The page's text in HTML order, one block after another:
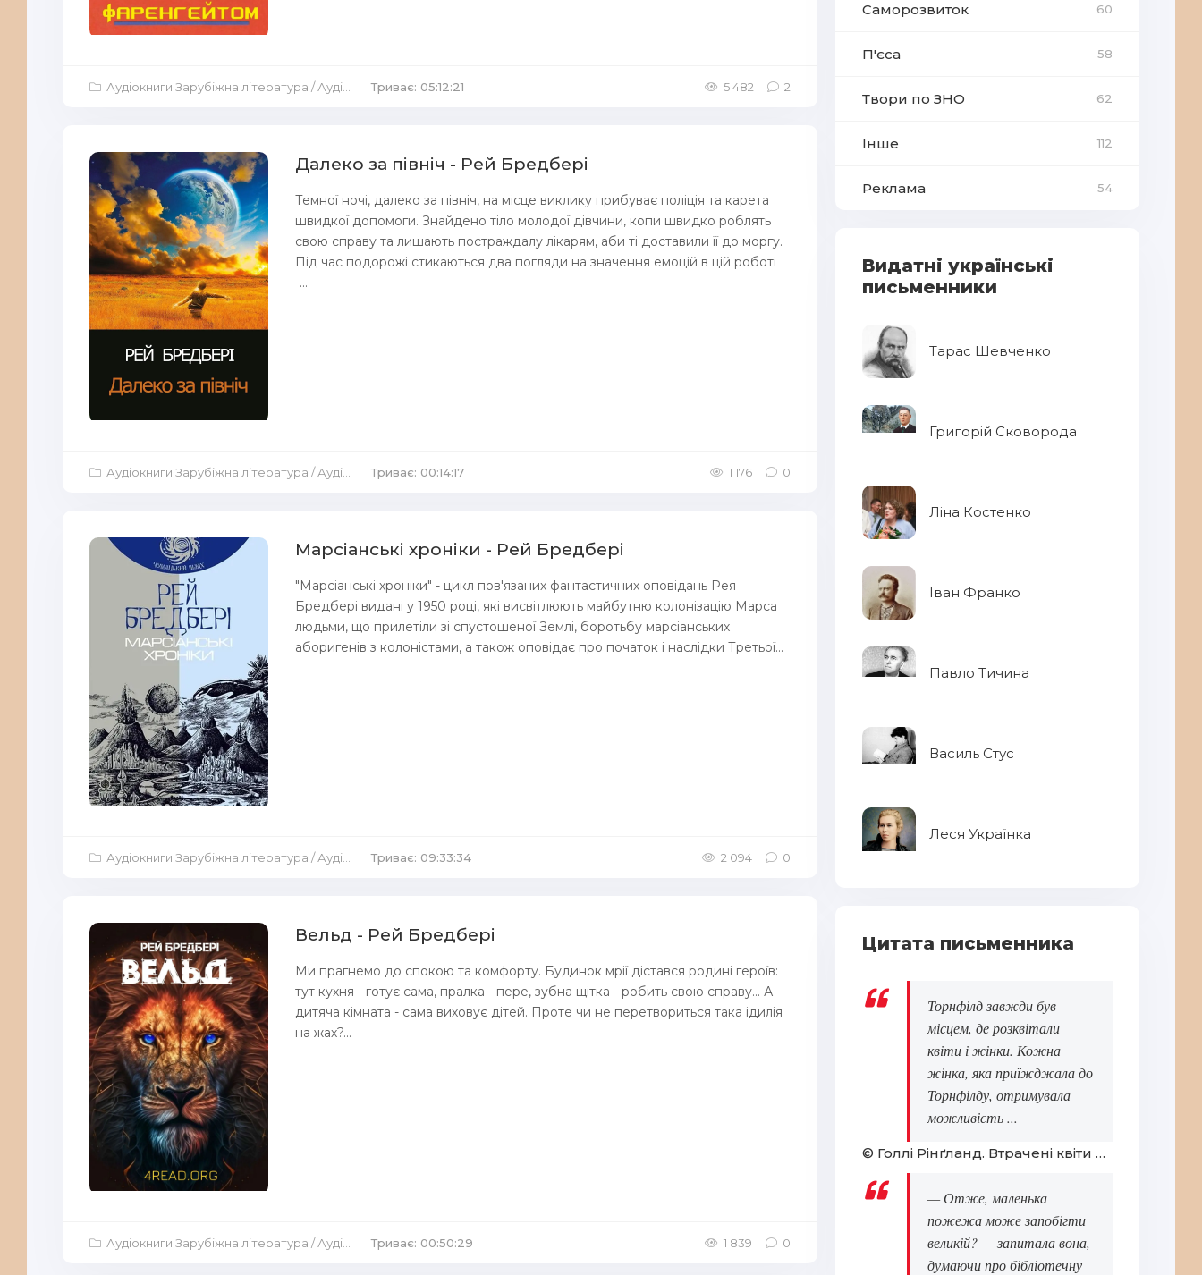
Аудіокниги Зарубіжна література /Аудіокниги Драми /Аудіокниги Сучасна проза
Триває: 05:12:21 5 482 2
Далеко за північ - Рей Бредбері
Темної ночі, далеко за північ, на місце виклику прибуває поліція та карета
швидкої допомоги. Знайдено тіло молодої дівчини, копи швидко роблять
свою справу та лишають постраждалу лікарям, аби ті доставили її до моргу.
Під час подорожі стикаються два погляди на значення емоцій в цій роботі
-...
Аудіокниги Зарубіжна література /Аудіокниги Повісті й оповідання Триває: 00:14:17 1 176 0
Марсіанські хроніки - Рей Бредбері
"Марсіанські хроніки" - цикл пов'язаних фантастичних оповідань Рея
Бредбері видані у 1950 році, які висвітлюють майбутню колонізацію Марса
людьми, що прилетіли зі спустошеної Землі, боротьбу марсіанських
аборигенів з колоністами, а також оповідає про початок і наслідки Третьої...
Аудіокниги Зарубіжна література /Аудіокниги Роман /Аудіокниги Фантастика
Триває: 09:33:34 2 094 0
Вельд - Рей Бредбері
Ми прагнемо до спокою та комфорту. Будинок мрії дістався родині героїв:
тут кухня - готує сама, пралка - пере, зубна щітка - робить свою справу... А
дитяча кімната - сама виховує дітей. Проте чи не перетвориться така ідилія
на жах?...
Аудіокниги Зарубіжна література /Аудіокниги Повісті й оповідання Триває: 00:50:29 1 839 0
Саморозвиток 60
П'єса 58
Твори по ЗНО 62
Інше 112
Реклама 54
Видатні українські
письменники
Тарас Шевченко
Григорій Сковорода
Ліна Костенко
Іван Франко
Павло Тичина
Василь Стус
Леся Українка
Цитата письменника
Торнфілд завжди був
місцем, де розквітали
квіти і жінки. Кожна
жінка, яка приїжджала до
Торнфілду, отримувала
можливість ...
© Голлі Рінґланд. Втрачені квіти Еліс Гарт
— Отже, маленька
пожежа може запобігти
великій? — запитала вона,
думаючи про бібліотечну